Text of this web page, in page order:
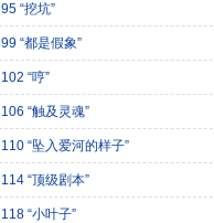
95 “挖坑”
99 “都是假象”
102 “哼”
106 “触及灵魂”
110 “坠入爱河的样子”
114 “顶级剧本”
118 “小叶子”